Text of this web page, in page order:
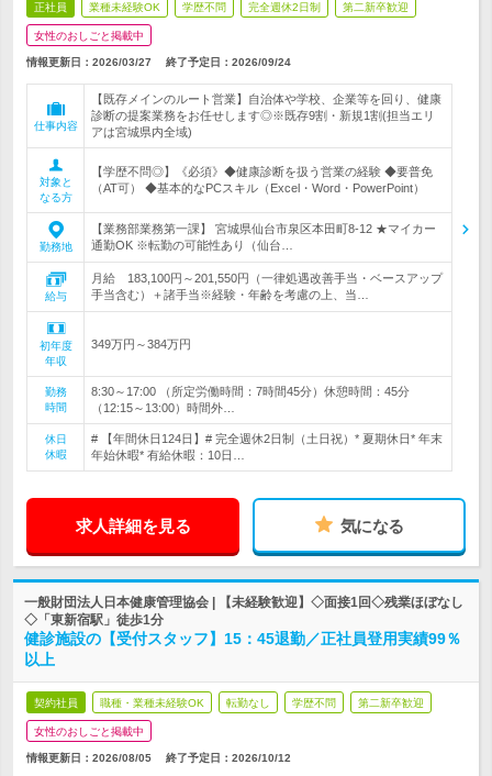
正社員 業種未経験OK 学歴不問 完全週休2日制 第二新卒歓迎
女性のおしごと掲載中
情報更新日：2026/03/27 終了予定日： 2026/09/24
仕事内容
【既存メインのルート営業】自治体や学校、企業等を回り、健康
診断の提案業務をお任せします◎※既存9割・新規1割(担当エリ
アは宮城県内全域)
対象と
なる方
【学歴不問◎】《必須》◆健康診断を扱う営業の経験 ◆要普免
（AT可） ◆基本的なPCスキル（Excel・Word・PowerPoint）
勤務地
【業務部業務第一課】 宮城県仙台市泉区本田町8-12 ★マイカー
通勤OK ※転勤の可能性あり（仙台…
給与
月給 183,100円～201,550円（一律処遇改善手当・ベースアップ
手当含む）＋諸手当※経験・年齢を考慮の上、当…
初年度
年収
349万円～384万円
勤務
時間
8:30～17:00 （所定労働時間：7時間45分）休憩時間：45分
（12:15～13:00）時間外…
休日
休暇
# 【年間休日124日】# 完全週休2日制（土日祝）* 夏期休日* 年末
年始休暇* 有給休暇：10日…
求人詳細を見る 気になる
一般財団法人日本健康管理協会 | 【未経験歓迎】◇面接1回◇残業ほぼなし
◇「東新宿駅」徒歩1分
健診施設の【受付スタッフ】15：45退勤／正社員登用実績99％
以上
契約社員 職種・業種未経験OK 転勤なし 学歴不問 第二新卒歓迎
女性のおしごと掲載中
情報更新日：2026/08/05 終了予定日： 2026/10/12